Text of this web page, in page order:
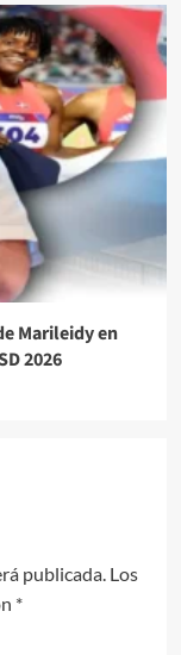
Marileidy en
2026
publicada. Los
*